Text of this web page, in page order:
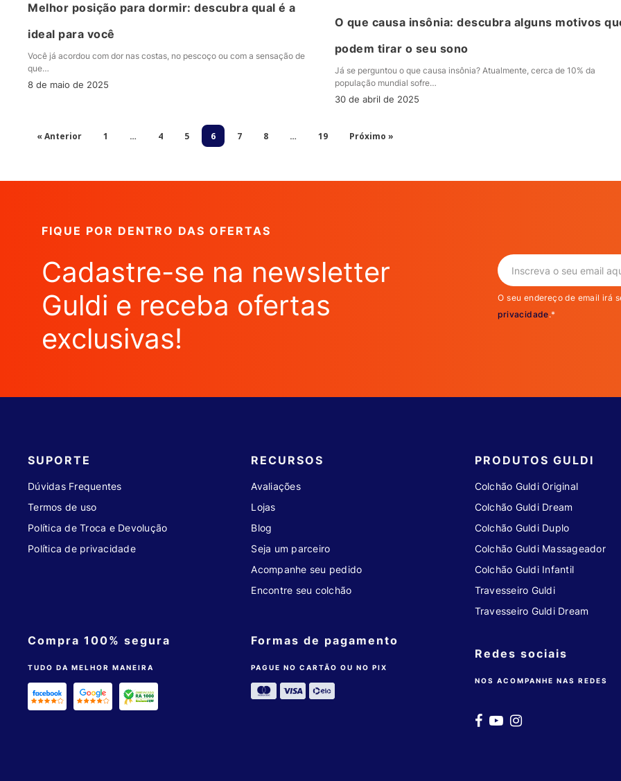
para
dormir:
descubra
qual
é
você
Melhor posição para dormir: descubra qual é a
ideal para você
Você já acordou com dor nas costas, no pescoço ou com a sensação de
que…
8 de maio de 2025
causa
insônia:
descubra
alguns
motivos
tirar
O que causa insônia: descubra alguns motivos
podem tirar o seu sono
Já se perguntou o que causa insônia? Atualmente, cerca de 10% da
população mundial sofre…
30 de abril de 2025
« Anterior 1 … 4 5 6 7 8 … 19 Próximo »
FIQUE POR DENTRO DAS OFERTAS
Cadastre-se na newsletter
Guldi e receba ofertas
exclusivas!
O seu endereço de email irá
privacidade.*
SUPORTE
Dúvidas Frequentes
Termos de uso
Política de Troca e Devolução
Política de privacidade
Compra 100% segura
TUDO DA MELHOR MANEIRA
RECURSOS
Avaliações
Lojas
Blog
Seja um parceiro
Acompanhe seu pedido
Encontre seu colchão
Formas de pagamento
PAGUE NO CARTÃO OU NO PIX
PRODUTOS GULDI
Colchão Guldi Original
Colchão Guldi Dream
Colchão Guldi Duplo
Colchão Guldi Massageador
Colchão Guldi Infantil
Travesseiro Guldi
Travesseiro Guldi Dream
Redes sociais
NOS ACOMPANHE NAS REDES